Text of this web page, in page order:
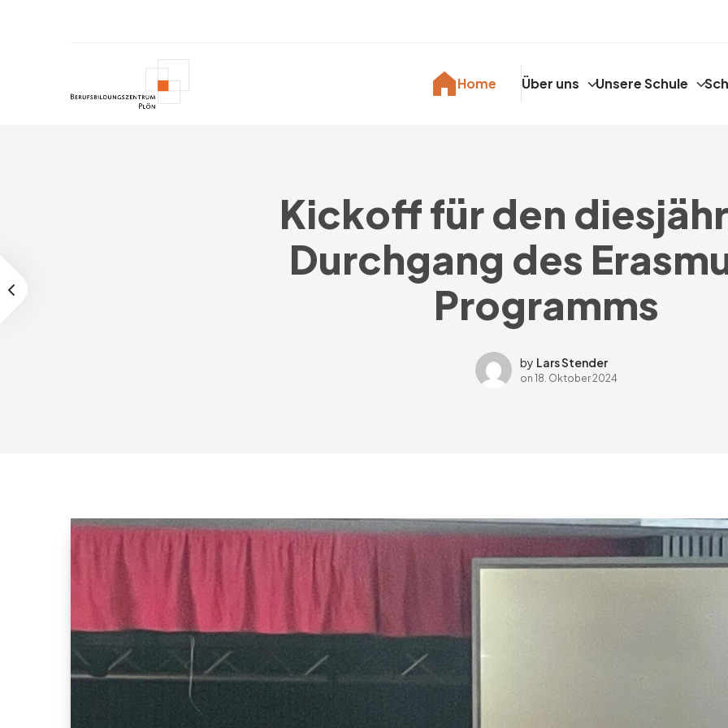
Home Über uns Unsere Schule
Kickoff für den
Durchgang des
Programms
by Lars Stender
on 18. Oktober 2024